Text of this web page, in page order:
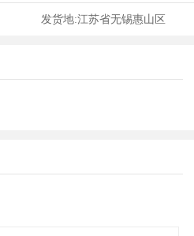
发货地:江苏省无锡惠山区